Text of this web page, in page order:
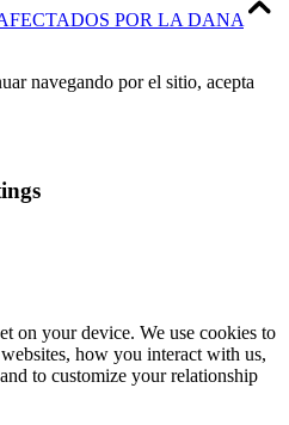
POR LA DANA
navegando por el sitio, acepta
on your device. We use cookies to
how you interact with us,
to customize your relationship